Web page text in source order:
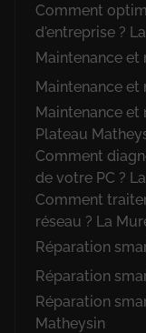
Comment
d'entreprise ?
Maintenance
Maintenance
Maintenance
Plateau
Comment
de votre PC ?
Comment
réseau ? La
Réparation
Réparation
Réparation
Matheysin